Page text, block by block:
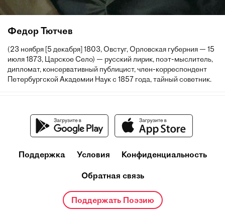
Федор Тютчев
(23 ноября [5 декабря] 1803, Овстуг, Орловская губерния — 15
июля 1873, Царское Село) — русский лирик, поэт-мыслитель,
дипломат, консервативный публицист, член-корреспондент
Петербургской Академии Наук с 1857 года, тайный советник.
Поддержка Условия Конфиденциальность
Обратная связь
Поддержать Поэзию